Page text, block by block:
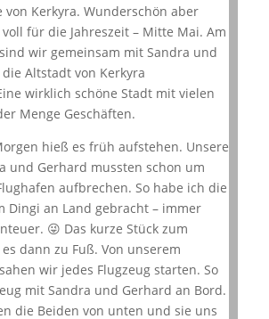
von Kerkyra. Wunderschön aber
für die Jahreszeit – Mitte Mai. Am
wir gemeinsam mit Sandra und
Altstadt von Kerkyra
wirklich schöne Stadt mit vielen
Menge Geschäften.
hieß es früh aufstehen. Unsere
und Gerhard mussten schon um
aufbrechen. So habe ich die
Dingi an Land gebracht – immer
😜 Das kurze Stück zum
dann zu Fuß. Von unserem
wir jedes Flugzeug starten. So
mit Sandra und Gerhard an Bord.
die Beiden von unten und sie uns